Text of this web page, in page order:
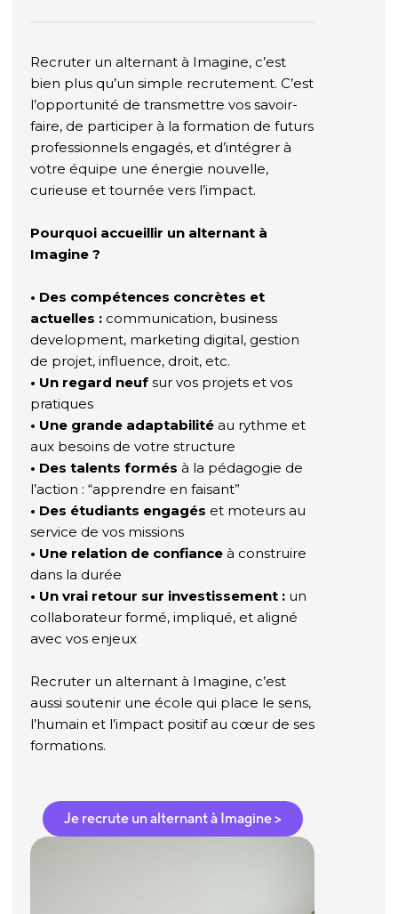
Recruter un alternant à Imagine, c’est
bien plus qu’un simple recrutement. C’est
l’opportunité de transmettre vos savoir-
faire, de participer à la formation de futurs
professionnels engagés, et d’intégrer à
votre équipe une énergie nouvelle,
curieuse et tournée vers l’impact.
Pourquoi accueillir un alternant à
Imagine ?
• Des compétences concrètes et
actuelles : communication, business
development, marketing digital, gestion
de projet, influence, droit, etc.
• Un regard neuf sur vos projets et vos
pratiques
• Une grande adaptabilité au rythme et
aux besoins de votre structure
• Des talents formés à la pédagogie de
l’action : “apprendre en faisant”
• Des étudiants engagés et moteurs au
service de vos missions
• Une relation de confiance à construire
dans la durée
• Un vrai retour sur investissement : un
collaborateur formé, impliqué, et aligné
avec vos enjeux
Recruter un alternant à Imagine, c’est
aussi soutenir une école qui place le sens,
l’humain et l’impact positif au cœur de ses
formations.
Je recrute un alternant à Imagine >